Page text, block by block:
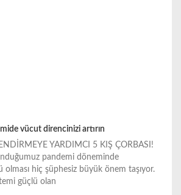
vücut direncinizi artırın
YARDIMCI 5 KIŞ ÇORBASI!
pandemi döneminde
olması hiç şüphesiz büyük önem taşıyor.
güçlü olan